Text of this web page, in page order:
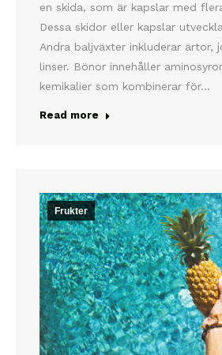
en skida, som är kapslar med
Dessa skidor eller kapslar
Andra baljväxter inkluderar ärtor,
linser. Bönor innehåller
kemikalier som kombinerar för…
Read more
Frukter